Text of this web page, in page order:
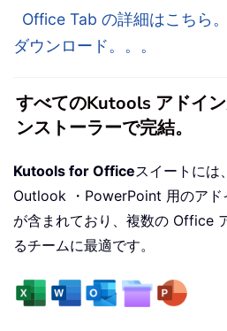
Office Tab の詳細はこちら。
ダウンロード。。。
すべてのKutools アドイ
ンストーラーで完結。
Kutools for Officeスイートには
Outlook ・PowerPoint 用のア
が含まれており、複数の Office
るチームに最適です。